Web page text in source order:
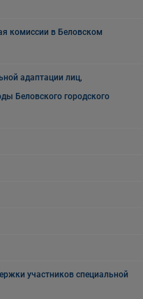
комиссии в Беловском
адаптации лиц,
Беловского городского
участников специальной